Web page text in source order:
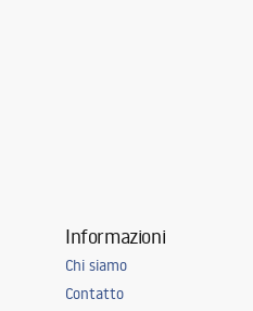
Informazioni
Chi siamo
Contatto